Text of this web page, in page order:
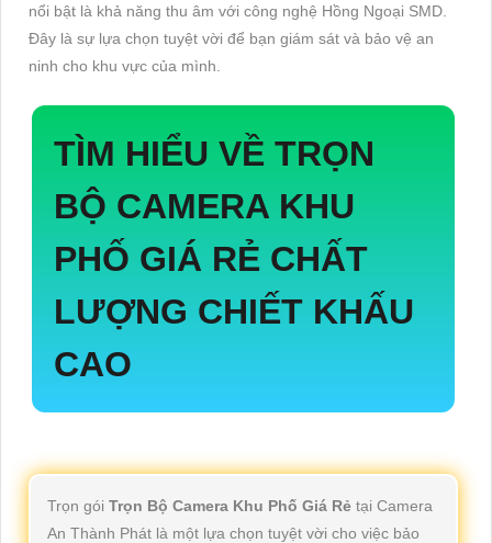
nổi bật là khả năng thu âm với công nghệ Hồng Ngoại SMD.
Đây là sự lựa chọn tuyệt vời để bạn giám sát và bảo vệ an
ninh cho khu vực của mình.
TÌM HIỂU VỀ TRỌN
BỘ CAMERA KHU
PHỐ GIÁ RẺ CHẤT
LƯỢNG CHIẾT KHẤU
CAO
Trọn gói Trọn Bộ Camera Khu Phố Giá Rẻ tại Camera
An Thành Phát là một lựa chọn tuyệt vời cho việc bảo